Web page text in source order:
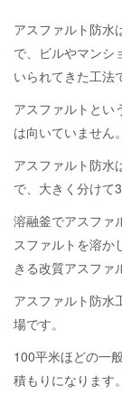
アスファルト防水
で、ビルやマンシ
いられてきた工法
アスファルトとい
は向いていません。
アスファルト防水
で、大きく分けて
溶融釜でアスファ
スファルトを溶か
きる改質アスファ
アスファルト防水
場です。
100平米ほどの一
積もりになります。